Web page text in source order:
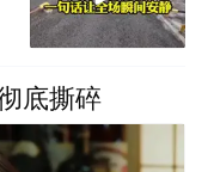
底撕碎